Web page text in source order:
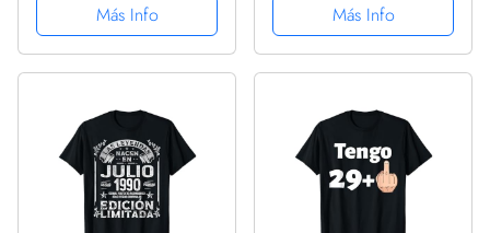
Más Info
Más Info